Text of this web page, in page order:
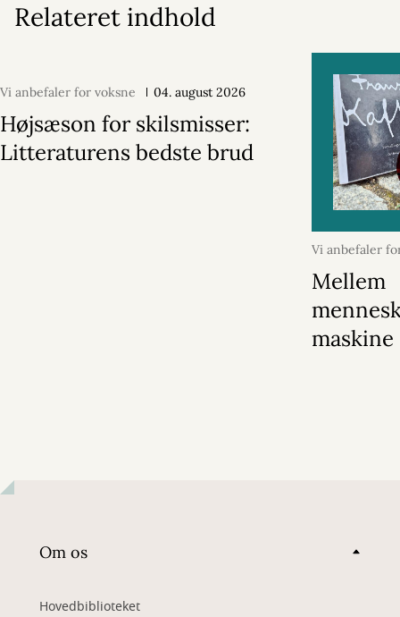
Relateret indhold
Vi anbefaler for voksne 04. august 2026
Højsæson for skilsmisser:
Litteraturens bedste brud
Vi anbefaler
august 2026
Mellem
maskine
Om os
Hovedbiblioteket